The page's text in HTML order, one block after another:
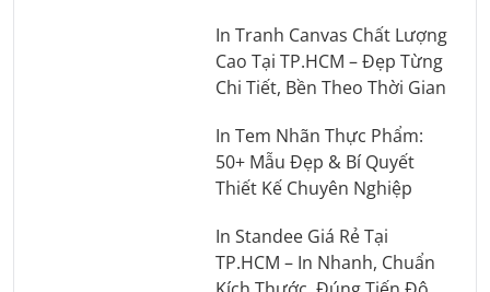
In Tranh Canvas Chất Lượng
Cao Tại TP.HCM – Đẹp Từng
Chi Tiết, Bền Theo Thời Gian
In Tem Nhãn Thực Phẩm:
50+ Mẫu Đẹp & Bí Quyết
Thiết Kế Chuyên Nghiệp
In Standee Giá Rẻ Tại
TP.HCM – In Nhanh, Chuẩn